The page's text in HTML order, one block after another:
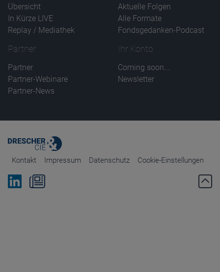
Übersicht
In Kürze LIVE
Replay / Mediathek
Aktuelle Folgen
Alle Formate
Fondsgedanken-Podcast
Partner
Partner
Partner-Webinare
Partner-News
Ihr Konto
Coming soon...
Newsletter
Kontakt Impressum Datenschutz Cookie-Einstellungen
Bei Linkedin folgen
Zum Newsletter anmelden